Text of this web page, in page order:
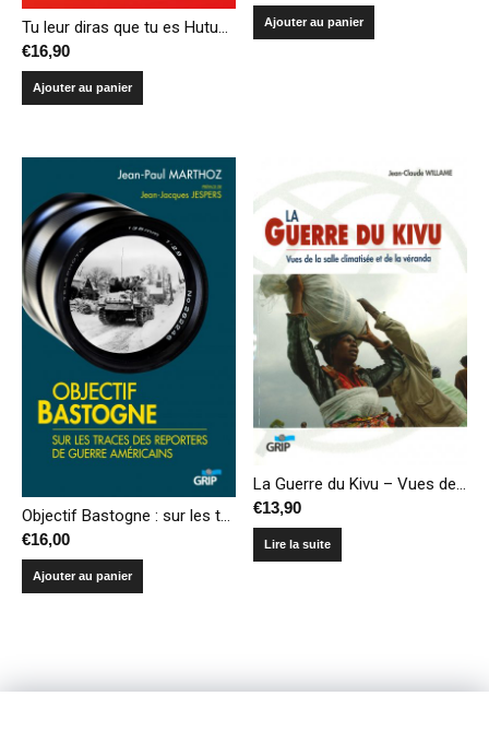
Tu leur diras que tu es Hutue – À 13 ans, une Tutsie au coeur du génocide rwandais
€16,90
Ajouter au panier
Ajouter au panier
Objectif Bastogne : sur les traces des reporters de guerre américains
€16,00
Ajouter au panier
La Guerre du Kivu – Vues de la salle climatisée et de la véranda
€13,90
Lire la suite